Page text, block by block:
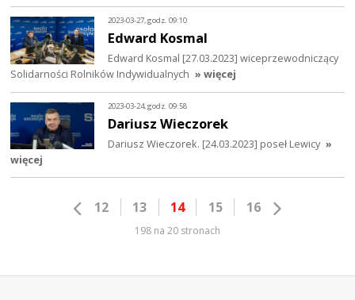
2023-03-27, godz. 09:10
Edward Kosmal
Edward Kosmal [27.03.2023] wiceprzewodniczący
Solidarności Rolników Indywidualnych » więcej
2023-03-24, godz. 09:58
Dariusz Wieczorek
Dariusz Wieczorek. [24.03.2023] poseł Lewicy »
więcej
12 13 14 15 16
198 na 20 stronach